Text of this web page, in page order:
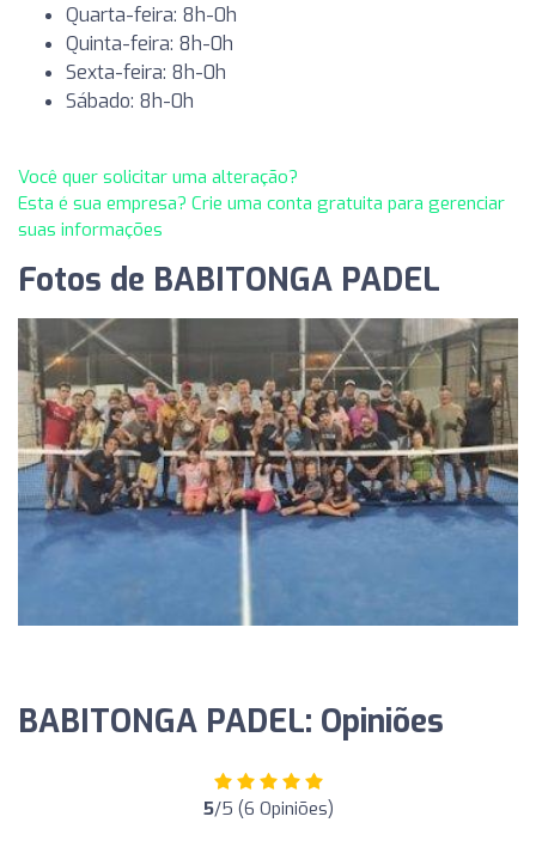
Quarta-feira: 8h-0h
Quinta-feira: 8h-0h
Sexta-feira: 8h-0h
Sábado: 8h-0h
Você quer solicitar uma alteração?
Esta é sua empresa? Crie uma conta gratuita para gerenciar
suas informações
Fotos de BABITONGA PADEL
BABITONGA PADEL: Opiniões
5/5 (6 Opiniões)